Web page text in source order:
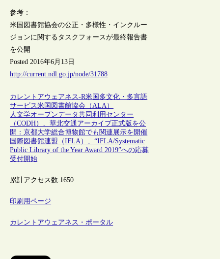
参考：
米国図書館協会の公正・多様性・インクルー
ジョンに関するタスクフォースが最終報告書
を公開
Posted 2016年6月13日
http://current.ndl.go.jp/node/31788
カレントアウェアネス-R米国 多文化・多言語
サービス米国図書館協会（ALA）
人文学オープンデータ共同利用センター
（CODH）、華北交通アーカイブ正式版を公
開：京都大学総合博物館でも関連展示を開催
国際図書館連盟（IFLA）、“IFLA/Systematic
Public Library of the Year Award 2019”への応募
受付開始
累計アクセス数:1650
印刷用ページ
カレントアウェアネス・ポータル